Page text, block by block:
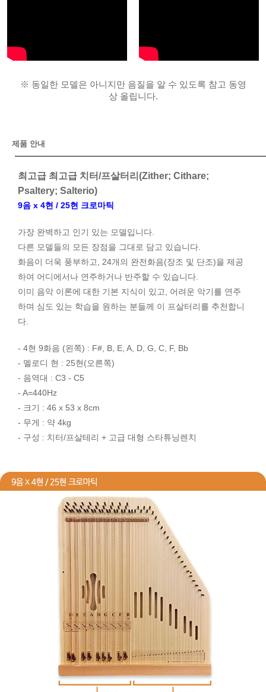
※ 동일한 모델은 아니지만 음질을 알 수 있도록 참고 동영
상 올립니다.
제품 안내
최고급 최고급 치터/프살터리(Zither; Cithare;
Psaltery; Salterio)
9음 x 4현 / 25현 크로마틱
가장 완벽하고 인기 있는 모델입니다.
다른 모델들의 모든 장점을 그대로 담고 있습니다.
화음이 더욱 풍부하고, 24개의 완전화음(장조 및 단조)을 제공
하여 어디에서나 연주하거나 반주할 수 있습니다.
이미 음악 이론에 대한 기본 지식이 있고, 어려운 악기를 연주
하며 심도 있는 학습을 원하는 분들께 이 프살터리를 추천합니
다.
- 4현 9화음 (왼쪽) : F#, B, E, A, D, G, C, F, Bb
- 멜로디 현 : 25현(오른쪽)
- 음역대 : C3 - C5
- A=440Hz
- 크기 : 46 x 53 x 8cm
- 무게 : 약 4kg
- 구성 : 치터/프살테리 + 고급 대형 스타튜닝렌치